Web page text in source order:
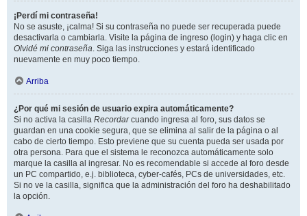
¡Perdí mi contraseña!
No se asuste, ¡calma! Si su contraseña no puede ser recuperada puede
desactivarla o cambiarla. Visite la página de ingreso (login) y haga clic en
Olvidé mi contraseña. Siga las instrucciones y estará identificado
nuevamente en muy poco tiempo.
Arriba
¿Por qué mi sesión de usuario expira automáticamente?
Si no activa la casilla Recordarcuando ingresa al foro, sus datos se
guardan en una cookie segura, que se elimina al salir de la página o al
cabo de cierto tiempo. Esto previene que su cuenta pueda ser usada por
otra persona. Para que el sistema le reconozca automáticamente solo
marque la casilla al ingresar. No es recomendable si accede al foro desde
un PC compartido, e.j. biblioteca, cyber-cafés, PCs de universidades, etc.
Si no ve la casilla, significa que la administración del foro ha deshabilitado
la opción.